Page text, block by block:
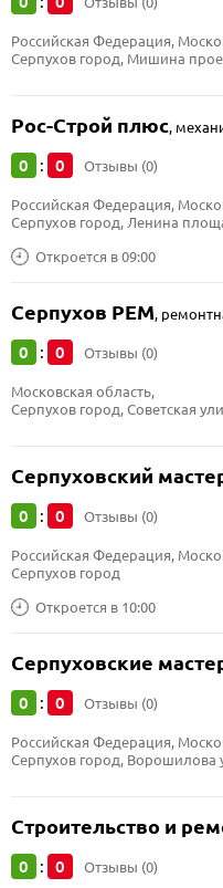
Российская Федерация,
Серпухов город, Мишина
Рос-Строй плюс,
0 : 0 Отзывы (0)
Откроется в 09:00
Российская Федерация,
Серпухов город, Ленина
Серпухов РЕМ,
0 : 0 Отзывы (0)
Московская область,
Серпухов город, Советская
Серпуховский
0 : 0 Отзывы (0)
Откроется в 10:00
Российская Федерация,
Серпухов город
Серпуховские
0 : 0 Отзывы (0)
Российская Федерация,
Серпухов город, Ворошилова
Строительство и
0 : 0 Отзывы (0)